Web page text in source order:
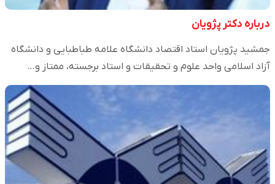
درباره دکتر پژویان
جمشید پژویان استاد اقتصاد دانشگاه علامه طباطبایی و دانشگاه
آزاد اسلامی واحد علوم و تحقیقات و استاد برجسته، ممتاز و…